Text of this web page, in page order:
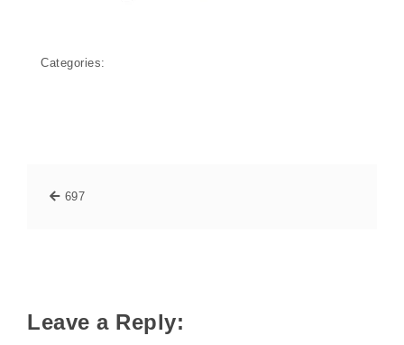
Categories:
697
Leave a Reply: